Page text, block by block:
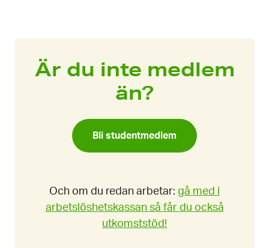
Är du inte medlem
än?
Bli studentmedlem
Och om du redan arbetar: gå med i
arbetslöshetskassan så får du också
utkomststöd!